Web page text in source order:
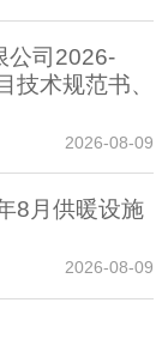
公司2026-
技术规范书、
2026-08-09
8月供暖设施
2026-08-09